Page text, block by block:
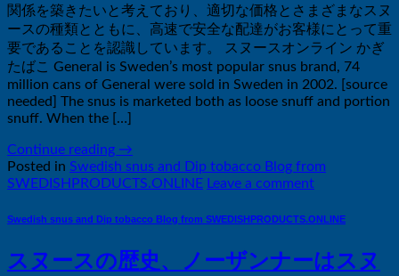
関係を築きたいと考えており、適切な価格とさまざまなスヌ
ースの種類とともに、高速で安全な配達がお客様にとって重
要であることを認識しています。 スヌースオンライン かぎ
たばこ General is Sweden’s most popular snus brand, 74
million cans of General were sold in Sweden in 2002. [source
needed] The snus is marketed both as loose snuff and portion
snuff. When the […]
Continue reading →
Posted in Swedish snus and Dip tobacco Blog from
SWEDISHPRODUCTS.ONLINE Leave a comment
Swedish snus and Dip tobacco Blog from SWEDISHPRODUCTS.ONLINE
スヌースの歴史、ノーザンナーはスヌ